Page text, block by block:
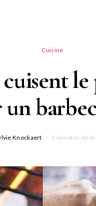
Cuisine
un
Knockaert 3 minutes de